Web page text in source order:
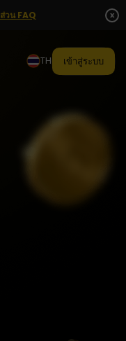
ส่วน FAQ x
TH เข้าสู่ระบบ